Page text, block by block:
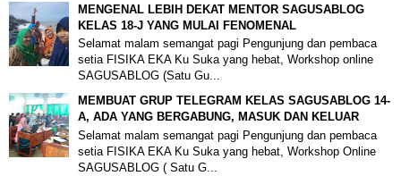
MENGENAL LEBIH DEKAT MENTOR SAGUSABLOG
KELAS 18-J YANG MULAI FENOMENAL
Selamat malam semangat pagi Pengunjung dan pembaca
setia FISIKA EKA Ku Suka yang hebat, Workshop online
SAGUSABLOG (Satu Gu...
MEMBUAT GRUP TELEGRAM KELAS SAGUSABLOG 14-
A, ADA YANG BERGABUNG, MASUK DAN KELUAR
Selamat malam semangat pagi Pengunjung dan pembaca
setia FISIKA EKA Ku Suka yang hebat, Workshop Online
SAGUSABLOG ( Satu G...